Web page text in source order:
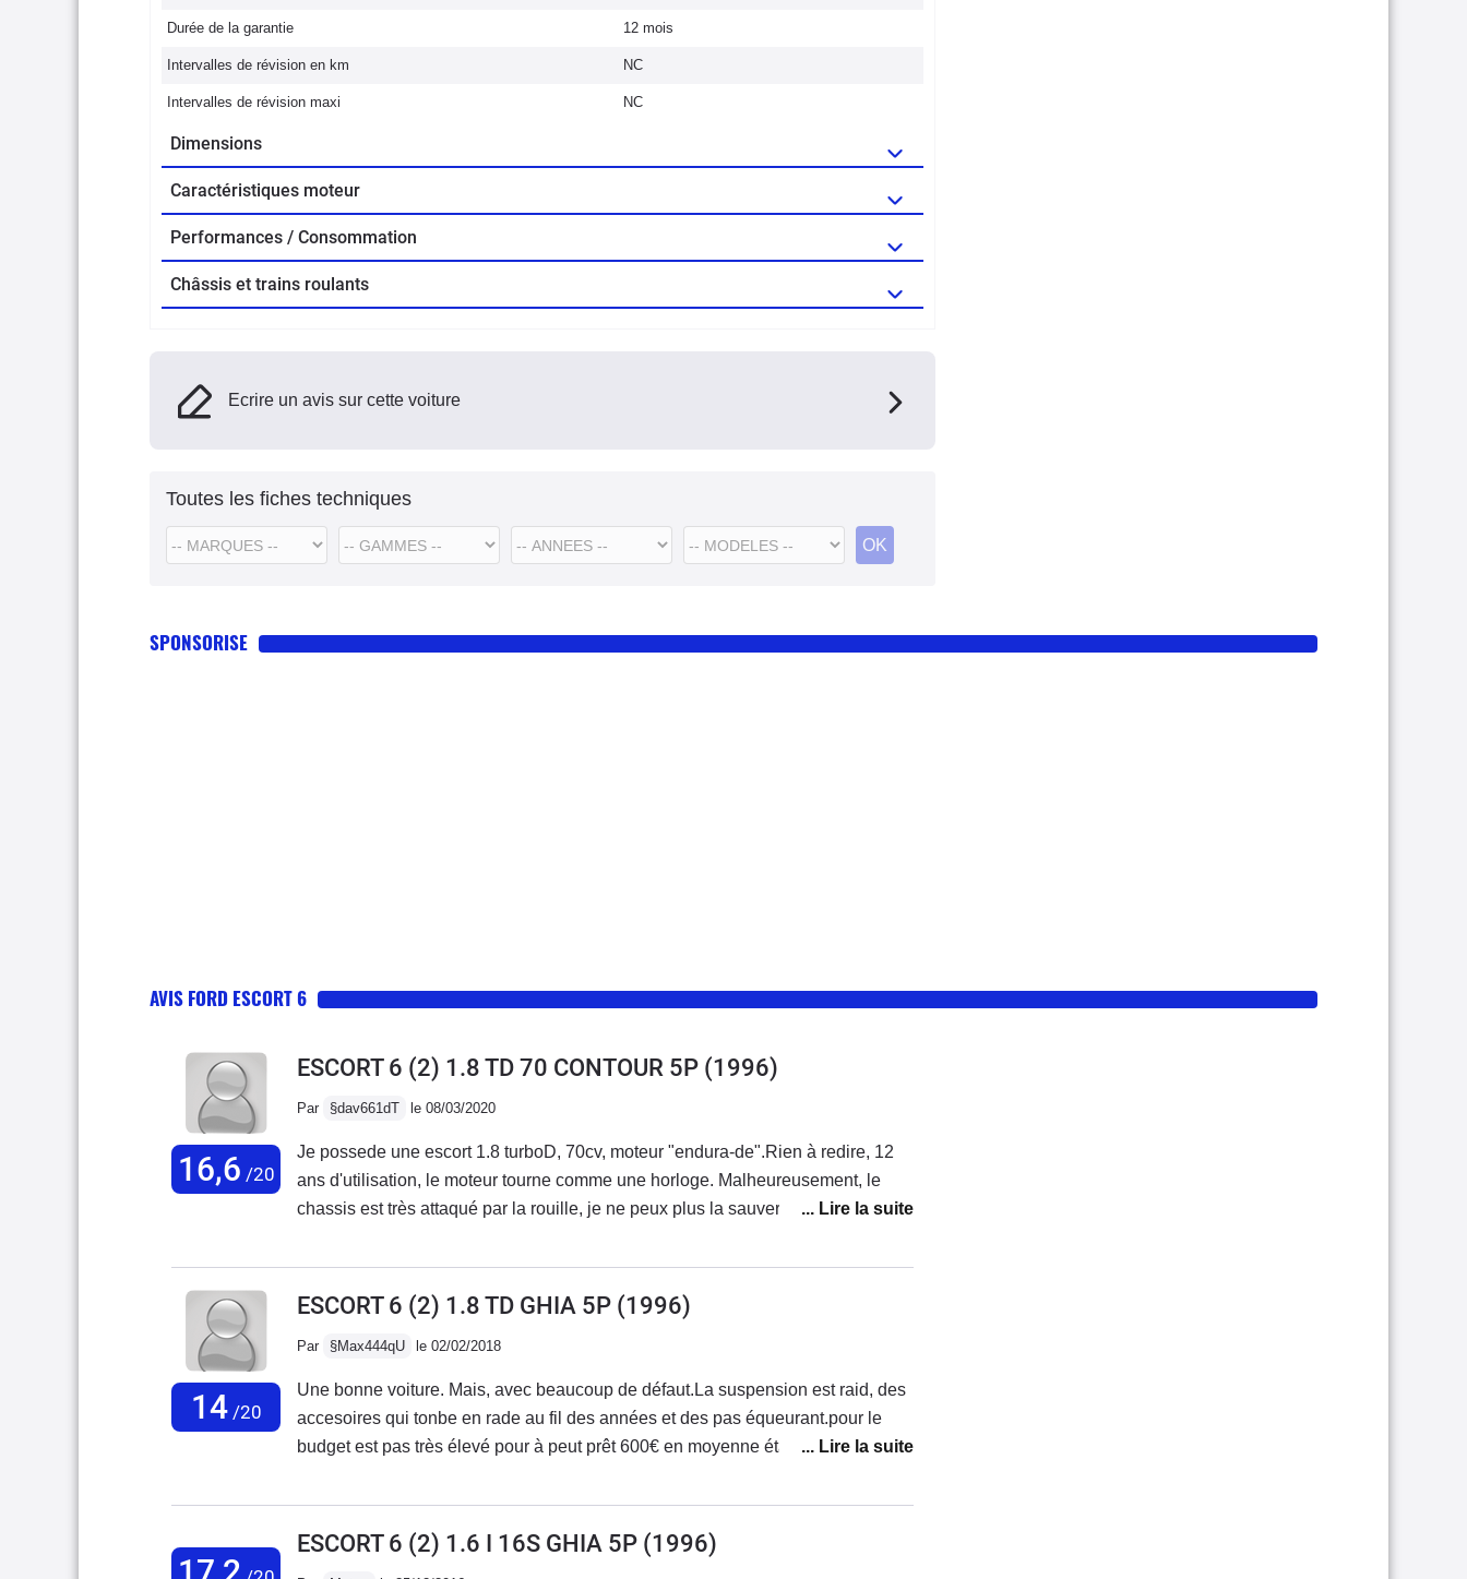
Durée de la garantie 12 mois
Intervalles de révision en km NC
Intervalles de révision maxi NC
Dimensions
Caractéristiques moteur
Performances / Consommation
Châssis et trains roulants
Ecrire un avis sur cette voiture
Toutes les fiches techniques
SPONSORISE
AVIS FORD ESCORT 6
16,6 /20
ESCORT 6 (2) 1.8 TD 70 CONTOUR 5P (1996)
Par §dav661dT le 08/03/2020
Je possede une escort 1.8 turboD, 70cv, moteur "endura-de".Rien à redire, 12
ans d'utilisation, le moteur tourne comme une horloge. Malheureusement, le
chassis est très attaqué par la rouille, je ne peux plus la sauver.Inconvénient : le
ans , et plusieurs proprios c'est impossible de connaitre le kilométrage réel.Si
vous en trouvez une sans corrossion, achetez-la, vous verez une bonne
affaire.En plus, moteur bien plus silencieux et souple que le 1.9D PSA de la
meme époque, mieux équiper, et des plastiques qui vieillissent très bien.
14/20
ESCORT 6 (2) 1.8 TD GHIA 5P (1996)
Par §Max444qU le 02/02/2018
Une bonne voiture. Mais, avec beaucoup de défaut.La suspension est raid, des
accesoires qui tonbe en rade au fil des années et des pas équeurant.pour le
budget est pas très élevé pour à peut prêt 600€ en moyenne état.Celle que
ans et avait un problème d'embrayage, et une fuite d'huile. la pédale de frein
avait laché quelle que moi avant que je le remplace par une focus C-max.
Acheté en 2007, dans un état moyen à 1340€.
ESCORT 6 (2) 1.6 I 16S GHIA 5P (1996)